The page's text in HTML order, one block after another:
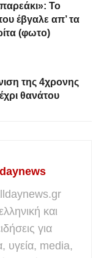
Το
έβγαλε απ’ τα
(φωτο)
της 4χρονης
θανάτου
και
για
υγεία, media,